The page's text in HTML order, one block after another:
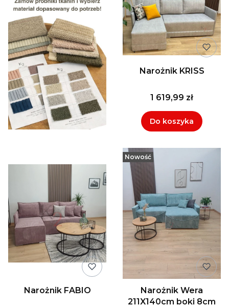
Narożnik KRISS
1 619,99 zł
Do koszyka
Narożnik FABIO
Nowość
Narożnik Wera
211X140cm boki 8cm